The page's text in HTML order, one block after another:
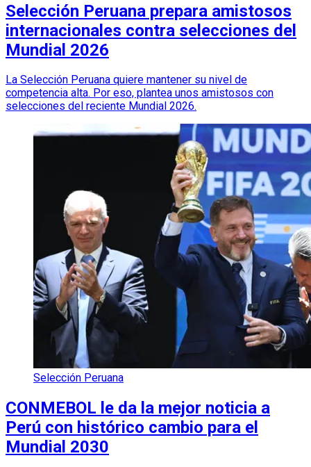
Selección Peruana prepara amistosos
internacionales contra selecciones del
Mundial 2026
La Selección Peruana quiere mantener su nivel de
competencia alta. Por eso, plantea unos amistosos con
selecciones del reciente Mundial 2026.
Selección Peruana
CONMEBOL le da la mejor noticia a
Perú con histórico cambio para el
Mundial 2030